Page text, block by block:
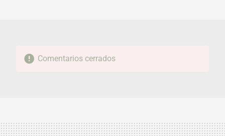
Comentarios cerrados